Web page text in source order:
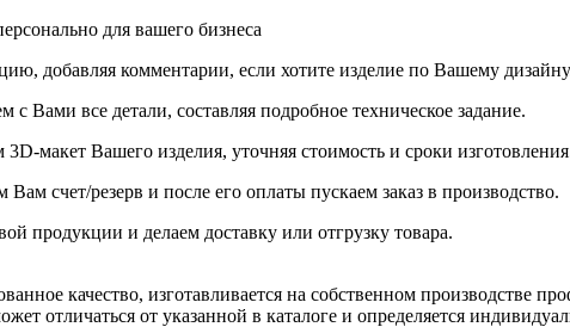
для вашего бизнеса
добавляя комментарии, если хотите изделие по Вашему
Вами все детали, составляя подробное техническое задание.
макет Вашего изделия, уточняя стоимость и сроки
счет/резерв и после его оплаты пускаем заказ в производство.
продукции и делаем доставку или отгрузку товара.
качество, изготавливается на собственном производстве
отличаться от указанной в каталоге и определяется